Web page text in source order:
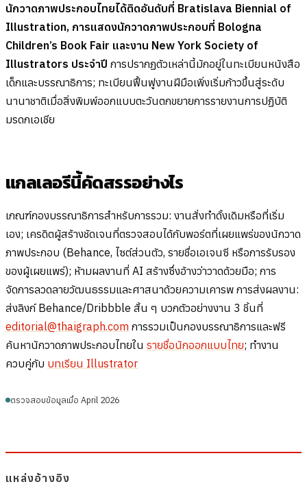
นักวาดภาพประกอบไทยได้ติดอันดับที่ Bratislava Biennial of
Illustration, การแสดงนักวาดภาพประกอบที่ Bologna
Children’s Book Fair และงาน New York Society of
Illustrators ประจำปี การปรากฏตัวเหล่านี้มักอยู่ในทะเบียนหนังสือ
เด็กและบรรณาธิการ; ทะเบียนฟื้นฟูงานฝีมือเพิ่งเริ่มก้าวขึ้นสู่ระดับ
นานาชาติเมื่อสิ่งพิมพ์ออกแบบตะวันตกขยายการรายงานการปฏิบัติ
มรดกเอเชีย
แกลเลอรีนี้คัดสรรอย่างไร
เกณฑ์กองบรรณาธิการสำหรับการรวม: งานสั่งทำดั้งเดิมหรือที่เริ่ม
เอง; เครดิตผู้สร้างชัดเจนที่ตรวจสอบได้กับพอร์ตที่เผยแพร่ของนักวาด
ภาพประกอบ (Behance, ไซต์ส่วนตัว, รายชื่อเอเจนซี หรือการรับรอง
ของผู้เผยแพร่); ห้ามผลงานที่ AI สร้างซึ่งอ้างว่าวาดด้วยมือ; การ
จัดการลวดลายวัฒนธรรมและศาสนาด้วยความเคารพ การส่งผลงาน:
ส่งลิงก์ Behance/Dribbble สั้น ๆ บวกตัวอย่างงาน 3 ชิ้นที่
editorial@thaigraph.com การรวมเป็นกองบรรณาธิการและฟรี
ค้นหานักวาดภาพประกอบไทยใน รายชื่อนักออกแบบไทย; ทำงาน
ควบคู่กับ บทเรียน Illustrator
ตรวจสอบข้อมูลเมื่อ April 2026
แหล่งอ้างอิง